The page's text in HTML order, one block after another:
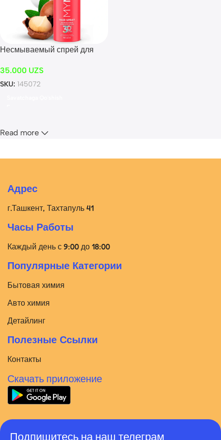
Несмываемый спрей для
термозащита,
восстановление и блеск
35.000 UZS
SKU: 145072
Read more
Адрес
г.Ташкент, Тахтапуль 41
Часы Работы
Каждый день с 9:00 до 18:00
Популярные Категории
Бытовая химия
Авто химия
Детайлинг
Полезные Ссылки
Контакты
Скачать приложение
Подпишитесь на наш телеграм